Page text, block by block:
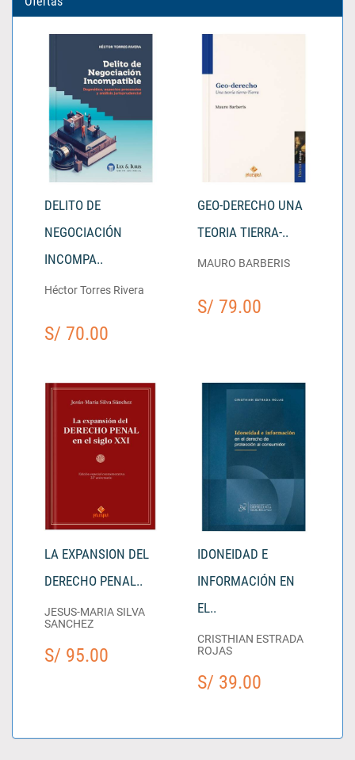
DELITO DE
NEGOCIACIÓN
INCOMPA..
Héctor Torres Rivera
S/ 70.00
GEO-DERECHO UNA
TEORIA TIERRA-..
MAURO BARBERIS
S/ 79.00
LA EXPANSION DEL
DERECHO PENAL..
JESUS-MARIA SILVA
SANCHEZ
S/ 95.00
IDONEIDAD E
INFORMACIÓN EN
EL..
CRISTHIAN ESTRADA
ROJAS
S/ 39.00